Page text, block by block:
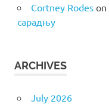
Cortney Rodeson
сарадњу
ARCHIVES
July 2026